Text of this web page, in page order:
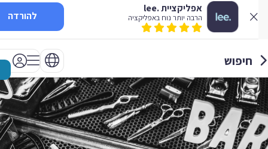
אפליקציית .lee
הרבה יותר נוח באפליקציה להורדה
חיפוש